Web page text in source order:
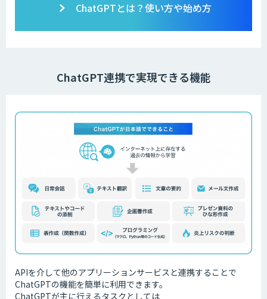
ChatGPTとは？使い方や始め方
ChatGPT連携で実現できる機能
APIを介して他のアプリーションサービスと連携することで
ChatGPTの機能を簡単に利用できます。
ChatGPTが主に行えるタスクとしては